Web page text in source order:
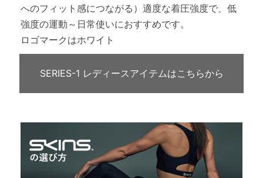
へのフィット感につながる）適度な着圧強度で、低
強度の運動～日常使いにおすすめです。
ロゴマークはホワイト
SERIES-1 レディースアイテムはこちらから